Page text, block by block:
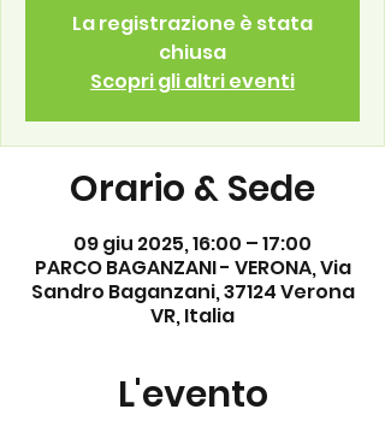
La registrazione è stata
chiusa
Scopri gli altri eventi
Orario & Sede
09 giu 2025, 16:00 – 17:00
PARCO BAGANZANI - VERONA, Via
Sandro Baganzani, 37124 Verona
VR, Italia
L'evento